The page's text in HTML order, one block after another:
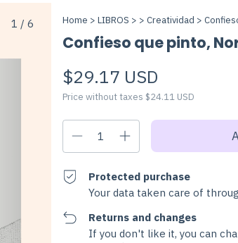
1 / 6 Home > LIBROS > > Creatividad >
Confieso que pinto,
$29.17 USD
Price without taxes $24.11 USD
Protected purchase
Your data taken care of
Returns and changes
If you don't like it, you can